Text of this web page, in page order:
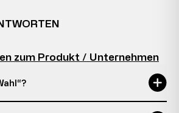
zum Produkt / Unternehmen